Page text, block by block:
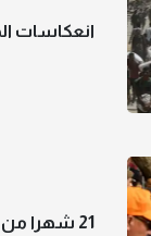
انعكاسات
21 شهرا